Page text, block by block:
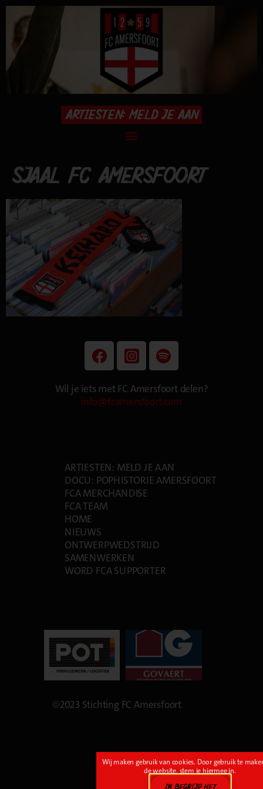
ARTIESTEN: MELD JE AAN
SJAAL FC AMERSFOORT
Wil je iets met FC Amersfoort delen?
info@fcamersfoort.com
ARTIESTEN: MELD JE AAN
DOCU: POPHISTORIE AMERSFOORT
FCA MERCHANDISE
FCA TEAM
HOME
NIEUWS
ONTWERPWEDSTRIJD
SAMENWERKEN
WORD FCA SUPPORTER
©2023 Stichting FC Amersfoort
Wij maken gebruik van cookies. Door gebruik te
de website, stem je hiermee in.
IK BEGRIJP HET